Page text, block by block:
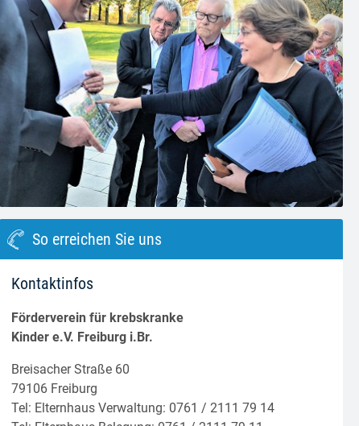
So erreichen Sie uns
Kontaktinfos
Förderverein für krebskranke
Kinder e.V. Freiburg i.Br.
Breisacher Straße 60
79106 Freiburg
Tel: Elternhaus Verwaltung: 0761 / 2111 79 14